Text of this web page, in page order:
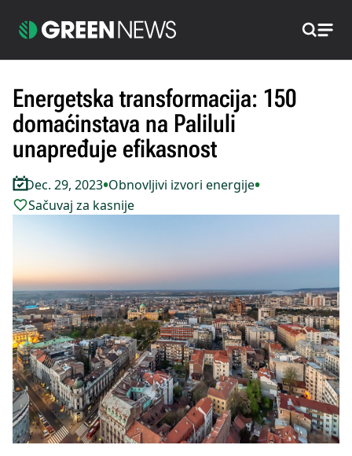
Pretraži
Energetska transformacija: 150
domaćinstava na Paliluli
unapređuje efikasnost
Dec. 29, 2023•Obnovljivi izvori energije•
Sačuvaj za kasnije